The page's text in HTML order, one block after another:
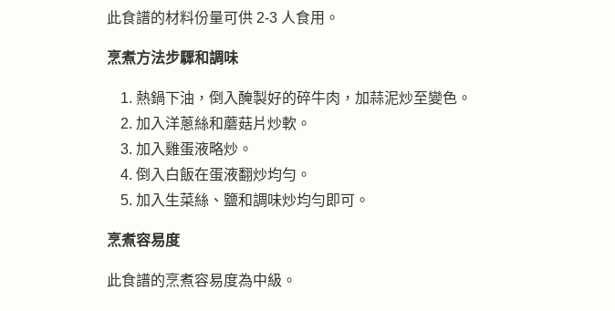
此食譜的材料份量可供 2-3 人食用。
烹煮方法步驟和調味
熱鍋下油，倒入醃製好的碎牛肉，加蒜泥炒至變色。
加入洋蔥絲和蘑菇片炒軟。
加入雞蛋液略炒。
倒入白飯在蛋液翻炒均勻。
加入生菜絲、鹽和調味炒均勻即可。
烹煮容易度
此食譜的烹煮容易度為中級。